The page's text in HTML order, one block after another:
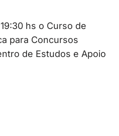
hs o Curso de
para Concursos
de Estudos e Apoio